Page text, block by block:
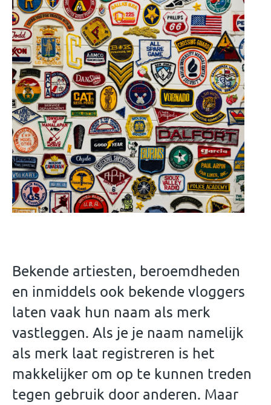
Bekende artiesten, beroemdheden
en inmiddels ook bekende vloggers
laten vaak hun naam als merk
vastleggen. Als je je naam namelijk
als merk laat registreren is het
makkelijker om op te kunnen treden
tegen gebruik door anderen. Maar